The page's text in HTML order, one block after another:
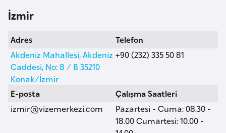
İ
ş
l
m
l
İzmir
Adres
Akdeniz Mahallesi, Akdeniz
Caddesi, No: 8 / B 35210
Konak/İzmir
Telefon
+90 (232) 335 50 81
E-posta
izmir@vizemerkezi.com
Çalışma Saatleri
Pazartesi - Cuma: 08.30 -
18.00 Cumartesi: 10.00 -
v
u
s
t
u
r